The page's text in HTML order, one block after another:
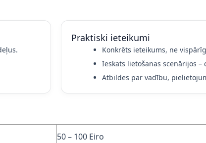
Praktiski ieteikumi
Konkrēts ieteikums, ne
Ieskats lietošanas scenārijos
Atbildes par vadību,
50 – 100 Eiro